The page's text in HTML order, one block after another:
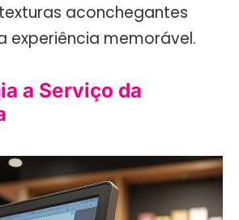
aconchegantes
experiência memorável.
a Serviço da